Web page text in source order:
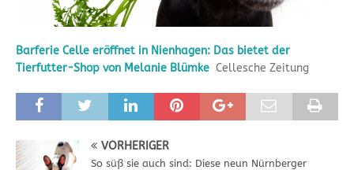
Barferie Celle eröffnet in Nienhagen: Das bietet der
Tierfutter-Shop von Melanie Blümke Cellesche Zeitung
VORHERIGER
So süß sie auch sind: Diese neun Nürnberger